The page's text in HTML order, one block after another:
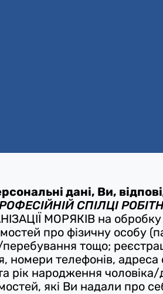
дані, Ви,
СПІЛЦІ
МОРЯКІВ на обробку
про фізичну особу
тощо;
номери телефонів,
рік народження
які Ви надали про